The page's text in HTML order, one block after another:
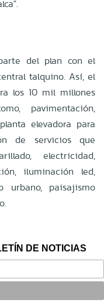
del plan con el
talquino. Así, el
los 10 mil millones
pavimentación,
elevadora para
de servicios que
electricidad,
iluminación led,
urbano, paisajismo
DE NOTICIAS